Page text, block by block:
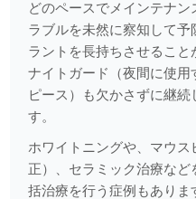
2025.05.26
アライナー矯正
2025.05.12
歯の根の治療
2025.05.02
注目の口腔機能トレーニン
法！？
どのペースでメインテナ
ラブルを未然に察知して
ラントを長持ちさせること
ナイトガード（夜間に使用
ピース）も欠かさずに継
す。
ホワイトニングや、マウ
正）、セラミック治療な
括治療を行う症例もあり